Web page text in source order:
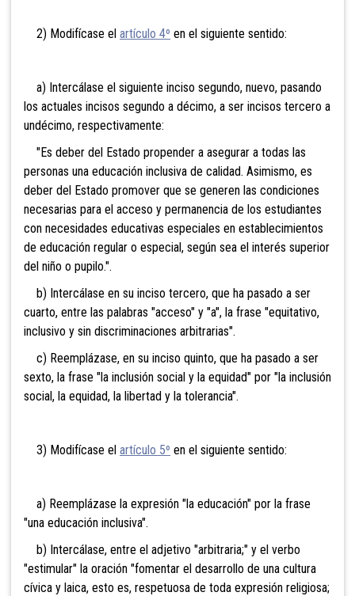
2) Modifícase el artículo 4º en el siguiente sentido:
a) Intercálase el siguiente inciso segundo, nuevo, pasando
los actuales incisos segundo a décimo, a ser incisos tercero a
undécimo, respectivamente:
"Es deber del Estado propender a asegurar a todas las
personas una educación inclusiva de calidad. Asimismo, es
deber del Estado promover que se generen las condiciones
necesarias para el acceso y permanencia de los estudiantes
con necesidades educativas especiales en establecimientos
de educación regular o especial, según sea el interés superior
del niño o pupilo.".
b) Intercálase en su inciso tercero, que ha pasado a ser
cuarto, entre las palabras "acceso" y "a", la frase "equitativo,
inclusivo y sin discriminaciones arbitrarias".
c) Reemplázase, en su inciso quinto, que ha pasado a ser
sexto, la frase "la inclusión social y la equidad" por "la inclusión
social, la equidad, la libertad y la tolerancia".
3) Modifícase el artículo 5º en el siguiente sentido:
a) Reemplázase la expresión "la educación" por la frase
"una educación inclusiva".
b) Intercálase, entre el adjetivo "arbitraria;" y el verbo
"estimular" la oración "fomentar el desarrollo de una cultura
cívica y laica, esto es, respetuosa de toda expresión religiosa;